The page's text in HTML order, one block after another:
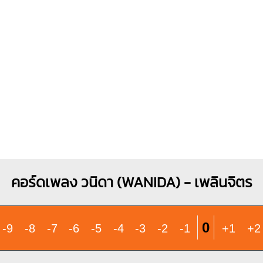
คอร์ดเพลง วนิดา (WANIDA) - เพลินจิตร
-9 -8 -7 -6 -5 -4 -3 -2 -1 0 +1 +2